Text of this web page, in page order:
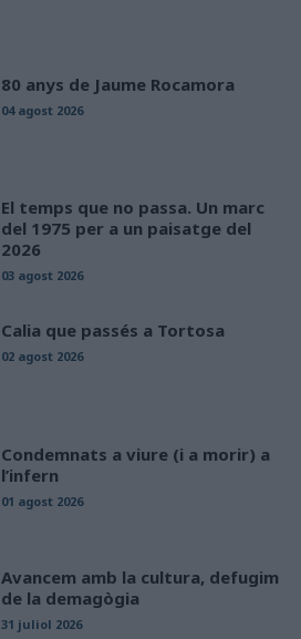
80 anys de Jaume Rocamora
04 agost 2026
El temps que no passa. Un marc
del 1975 per a un paisatge del
2026
03 agost 2026
Calia que passés a Tortosa
02 agost 2026
Condemnats a viure (i a morir) a
l’infern
01 agost 2026
Avancem amb la cultura, defugim
de la demagògia
31 juliol 2026